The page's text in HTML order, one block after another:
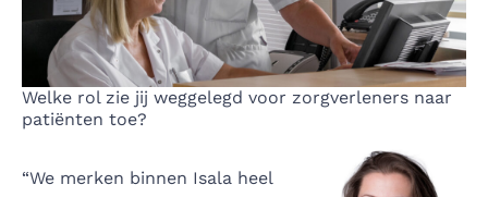
Welke rol zie jij weggelegd voor zorgverleners naar
patiënten toe?
“We merken binnen Isala heel